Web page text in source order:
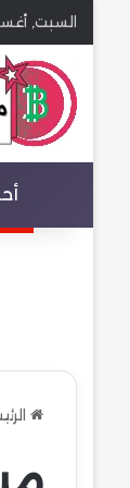
السبت, أغسطس
عنصر